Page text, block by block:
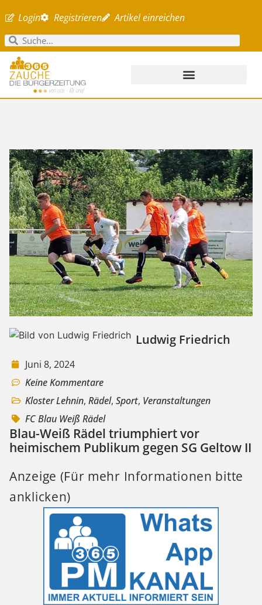
Login Registrieren Artikel einreichen
Ludwig Friedrich
Juni 8, 2024
Keine Kommentare
Kloster Lehnin, Rädel, Sport, Veranstaltungen
FC Blau Weiß Rädel
Blau-Weiß Rädel triumphiert vor
heimischem Publikum gegen SG Geltow II
Anzeige (Für mehr Informationen bitte
anklicken)